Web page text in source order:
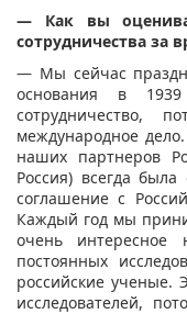
— Как вы
сотрудничества за
— Мы сейчас
основания в
сотрудничество,
международное
наших партнеров
Россия) всегда
соглашение с
Каждый год мы
очень интересное
постоянных
российские
исследователей,